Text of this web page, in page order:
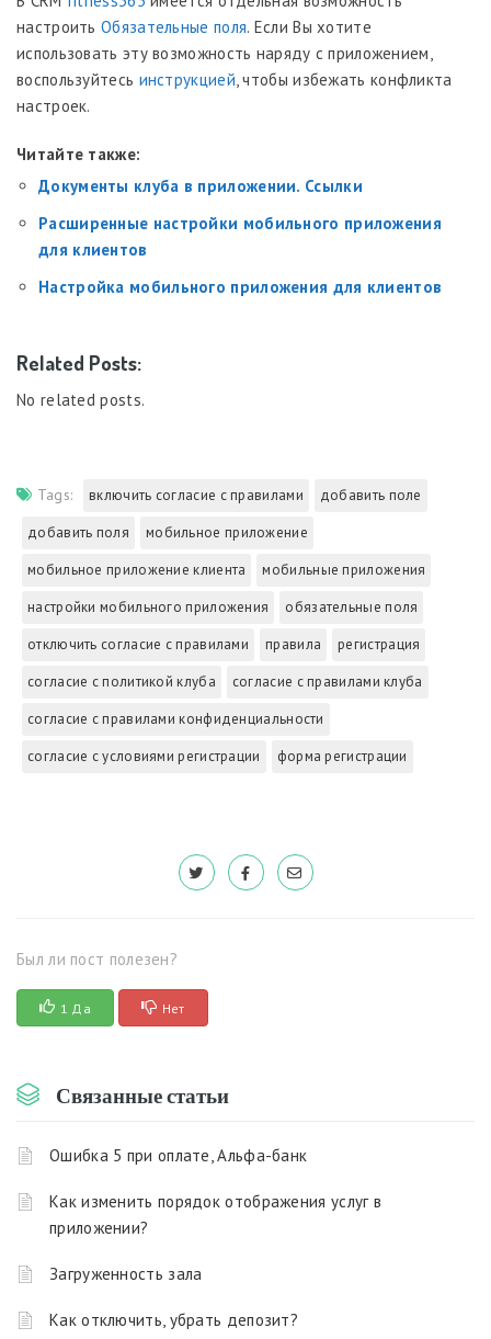
настроитьОбязательные поля. Если Вы хотите
использовать эту возможность наряду с приложением,
воспользуйтесь инструкцией, чтобы избежать конфликта
настроек.
Читайте также:
Документы клуба в приложении. Ссылки
Расширенные настройки мобильного приложения
для клиентов
Настройка мобильного приложения для клиентов
Related Posts:
No related posts.
Tags: включить согласие с правилами
добавить поле
добавить поля
мобильное приложение
мобильное приложение клиента
мобильные приложения
настройки мобильного приложения
обязательные поля
отключить согласие с правилами
правила
регистрация
согласие с политикой клуба
согласие с правилами клуба
согласие с правилами конфиденциальности
согласие с условиями регистрации
форма регистрации
Был ли пост полезен?
1 Да Нет
Связанные статьи
Ошибка 5 при оплате, Альфа-банк
Как изменить порядок отображения услуг в
приложении?
Загруженность зала
Как отключить, убрать депозит?